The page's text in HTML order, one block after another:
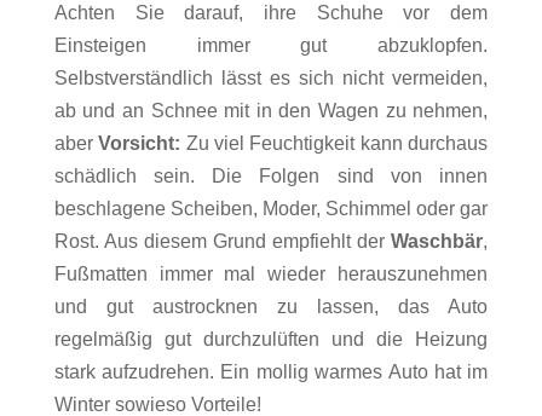
Achten Sie darauf, ihre Schuhe vor dem
Einsteigen immer gut abzuklopfen.
Selbstverständlich lässt es sich nicht vermeiden,
ab und an Schnee mit in den Wagen zu nehmen,
aberVorsicht: Zu viel Feuchtigkeit kann durchaus
schädlich sein. Die Folgen sind von innen
beschlagene Scheiben, Moder, Schimmel oder gar
Rost. Aus diesem Grund empfiehlt derWaschbär,
Fußmatten immer mal wieder herauszunehmen
und gut austrocknen zu lassen, das Auto
regelmäßig gut durchzulüften und die Heizung
stark aufzudrehen. Ein mollig warmes Auto hat im
Winter sowieso Vorteile!